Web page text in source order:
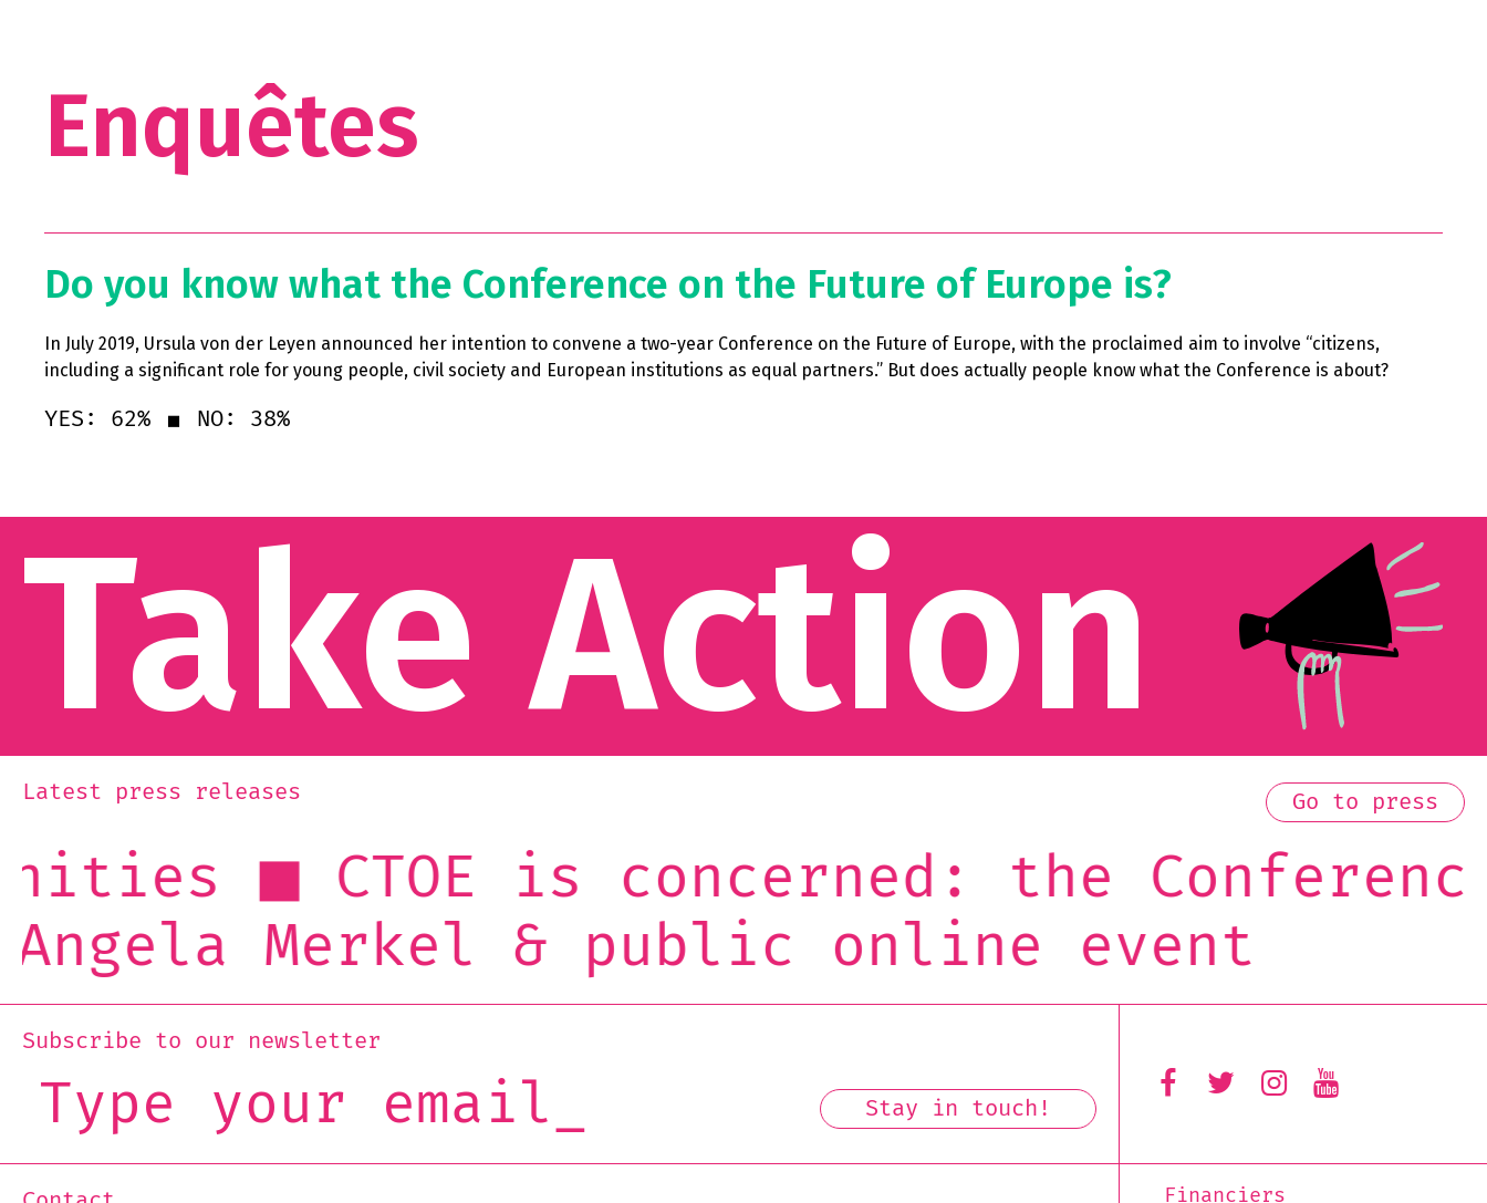
Enquêtes
Do you know what the Conference on the Future of Europe is?
In July 2019, Ursula von der Leyen announced her intention to convene a two-year Conference on the Future of Europe, with the proclaimed aim to involve “citizens,
including a significant role for young people, civil society and European institutions as equal partners.” But does actually people know what the Conference is about?
YES: 62% NO: 38%
Take Action
Latest press releases Go to press
CTOE is concerned: the Conference
& public online event
Subscribe to our newsletter
Financiers